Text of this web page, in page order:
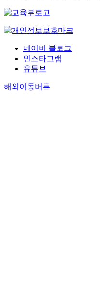
네이버 블로그
인스타그램
유튜브
해외이동버튼